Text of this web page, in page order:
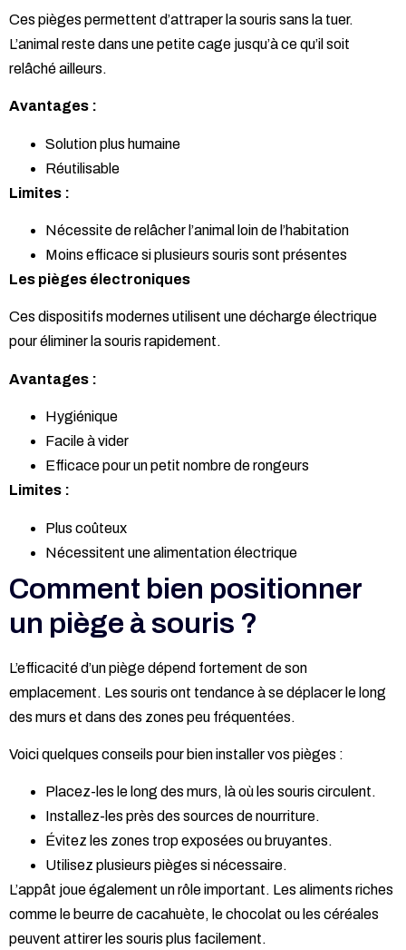
Ces pièges permettent d’attraper la souris sans la tuer.
L’animal reste dans une petite cage jusqu’à ce qu’il soit
relâché ailleurs.
Avantages :
Solution plus humaine
Réutilisable
Limites :
Nécessite de relâcher l’animal loin de l’habitation
Moins efficace si plusieurs souris sont présentes
Les pièges électroniques
Ces dispositifs modernes utilisent une décharge électrique
pour éliminer la souris rapidement.
Avantages :
Hygiénique
Facile à vider
Efficace pour un petit nombre de rongeurs
Limites :
Plus coûteux
Nécessitent une alimentation électrique
Comment bien positionner
un piège à souris ?
L’efficacité d’un piège dépend fortement de son
emplacement. Les souris ont tendance à se déplacer le long
des murs et dans des zones peu fréquentées.
Voici quelques conseils pour bien installer vos pièges :
Placez-les le long des murs, là où les souris circulent.
Installez-les près des sources de nourriture.
Évitez les zones trop exposées ou bruyantes.
Utilisez plusieurs pièges si nécessaire.
L’appât joue également un rôle important. Les aliments riches
comme le beurre de cacahuète, le chocolat ou les céréales
peuvent attirer les souris plus facilement.